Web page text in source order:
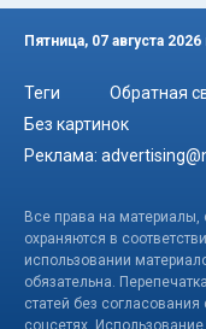
Пятница, 07 августа 2026
Теги Обратная
Без картинок
Реклама:
Все права на материалы,
охраняются в
использовании
обязательна.
статей без
соцсетях.